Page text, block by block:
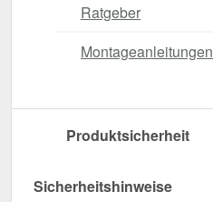
Ratgeber
Montageanleitungen
Produktsicherheit
Sicherheitshinweise